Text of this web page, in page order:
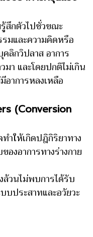
สึกตัวไปชั่วขณะ
มและความคิดหรือ
ลิกวิปลาส อาการ
า และโดยปกติไม่เกิน
อาการหลงเหลือ
(Conversion
ำให้เกิดปฎิกิริยาทาง
งอาการทางร่างกาย
วนไม่พบการได้รับ
บประสาทและอวัยวะ